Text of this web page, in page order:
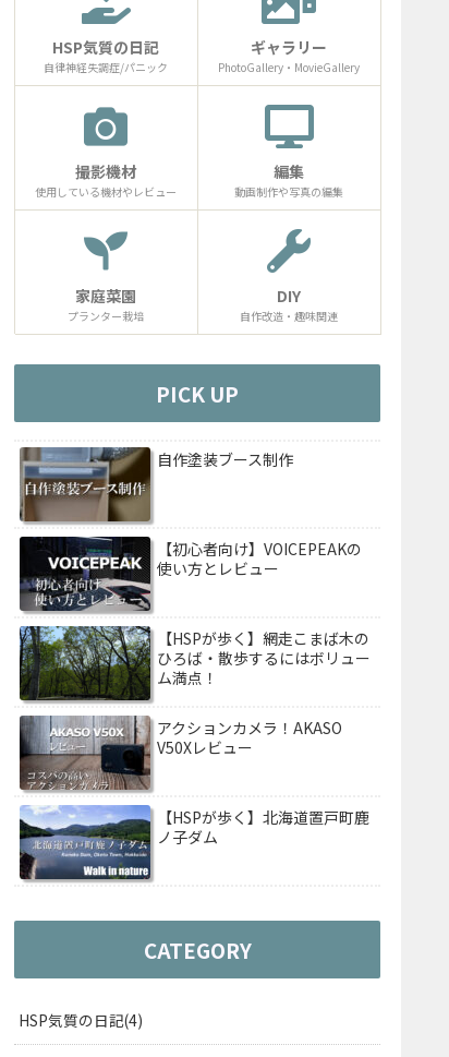
HSP気質の日記
自律神経失調症/パニック
ギャラリー
PhotoGallery・MovieGallery
撮影機材
使用している機材やレビュー
編集
動画制作や写真の編集
家庭菜園
プランター栽培
DIY
自作改造・趣味関連
PICK UP
自作塗装ブース制作
【初心者向け】VOICEPEAKの
使い方とレビュー
【HSPが歩く】網走こまば木の
ひろば・散歩するにはボリュー
ム満点！
アクションカメラ！AKASO
V50Xレビュー
【HSPが歩く】北海道置戸町鹿
ノ子ダム
CATEGORY
HSP気質の日記 4